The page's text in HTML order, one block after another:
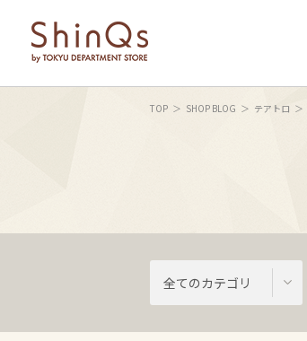
TOP SHOP BLOG テアトロ
全てのカテゴリ